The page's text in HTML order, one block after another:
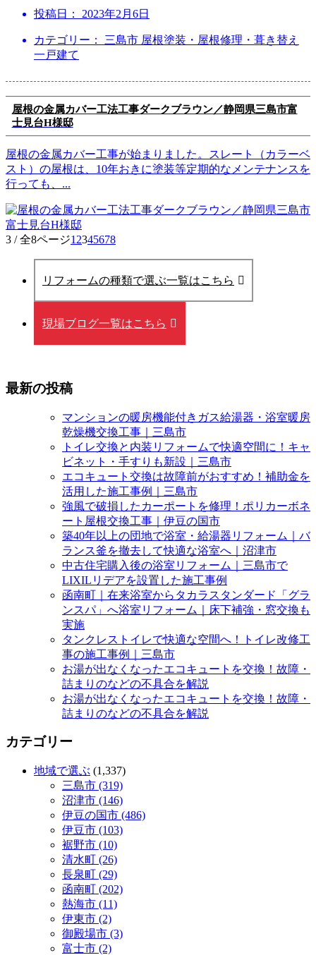
投稿日： 2023年2月6日
カテゴリー： 三島市 屋根塗装・屋根修理・葺き替え
一戸建て
屋根の金属カバー工法工事ダークブラウン／静岡県三島市富
士見台H様邸
屋根の金属カバー工事が始まりました。スレート（カラーベ
スト）の屋根は、10年おきに塗装等定期的なメンテナンスを
行っても、 ...
3 / 全8ページ1 2345678
リフォームの種類で選ぶ一覧はこちら
現場ブログ一覧はこちら
最新の投稿
マンションの暖房機能付きガス給湯器・浴室暖房
乾燥機交換工事｜三島市
トイレ交換と内装リフォームで快適空間に！キャ
ビネット・手すりも新設｜三島市
エコキュート交換は故障前がおすすめ！補助金を
活用した施工事例｜三島市
強風で破損したカーポートを修理！ポリカーボネ
ート屋根交換工事｜伊豆の国市
築40年以上の団地で浴室・給湯器リフォーム｜バ
ランス釜を撤去して快適な浴室へ｜沼津市
中古住宅購入後の浴室リフォーム｜三島市で
LIXILリデアを設置した施工事例
函南町｜在来浴室からタカラスタンダード「グラ
ンスパ」へ浴室リフォーム｜床下補強・窓交換も
実施
タンクレストイレで快適な空間へ！トイレ改修工
事の施工事例｜三島市
お湯が出なくなったエコキュートを交換！故障・
詰まりのなどの不具合を解説
お湯が出なくなったエコキュートを交換！故障・
詰まりのなどの不具合を解説
カテゴリー
地域で選ぶ (1,337)
三島市 (319)
沼津市 (146)
伊豆の国市 (486)
伊豆市 (103)
裾野市 (10)
清水町 (26)
長泉町 (29)
函南町 (202)
熱海市 (11)
伊東市 (2)
御殿場市 (3)
富士市 (2)